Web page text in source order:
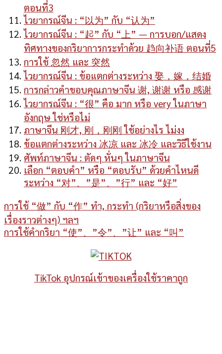
ตอนที่3
ไวยากรณ์จีน : “以为” กับ “认为”
ไวยากรณ์จีน : “起” กับ “上” — การบอก/แสดง
ทิศทางของกริยาการกระทำด้วย 趋向补语 ตอนที่5
การใช้ 忽然 และ 突然
ไวยากรณ์จีน : ข้อแตกต่างระหว่าง 娶，嫁，结婚
การกล่าวคำขอบคุณภาษาจีน 谢, 谢谢 หรือ 感谢
ไวยากรณ์จีน : “很” คือ มาก หรือ very ในภาษา
อังกฤษ ใช่หรือไม่
ภาษาจีน 刚才, 刚，刚刚 ใช้อย่างไร ไม่งง
ข้อแตกต่างระหว่าง 冰凉 และ 冰冷 และวิธีใช้งาน
ศัพท์ภาษาจีน : ตัดๆ หั่นๆ ในภาษาจีน
เลือก “ตอบคำ” หรือ “ตอบรับ” ด้วยคำไหนดี
ระหว่าง “对”、”是”、”行” และ “好”
การใช้ “做” กับ “作” ทำ, กระทำ (กริยาหรือสิ่งของ
เรื่องราวต่างๆ) ฯลฯ
การใช้คำกริยา “使”、”令”、”让” และ “叫”
TikTok อุปกรณ์เข้าของเครื่องใช้ราคาถูก